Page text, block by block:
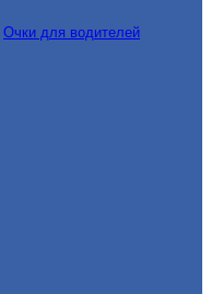
Очки для водителей